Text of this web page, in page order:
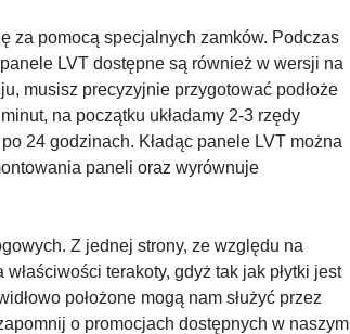
za pomocą specjalnych zamków. Podczas
LVT dostępne są również w wersji na
musisz precyzyjnie przygotować podłoże
na początku układamy 2-3 rzędy
24 godzinach. Kładąc panele LVT można
paneli oraz wyrównuje
Z jednej strony, ze względu na
terakoty, gdyż tak jak płytki jest
położone mogą nam służyć przez
o promocjach dostępnych w naszym